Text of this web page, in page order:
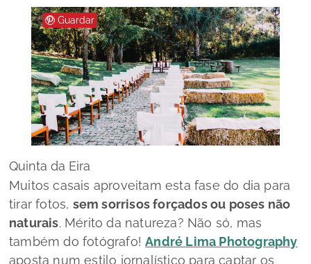
Guardar
Quinta da Eira
Muitos casais aproveitam esta fase do dia para
tirar fotos, sem sorrisos forçados ou poses não
naturais. Mérito da natureza? Não só, mas
também do fotógrafo!André Lima Photography
aposta num estilo jornalístico para captar os